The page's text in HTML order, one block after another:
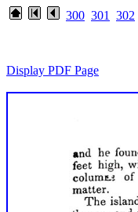
300 301 302
Display PDF Page